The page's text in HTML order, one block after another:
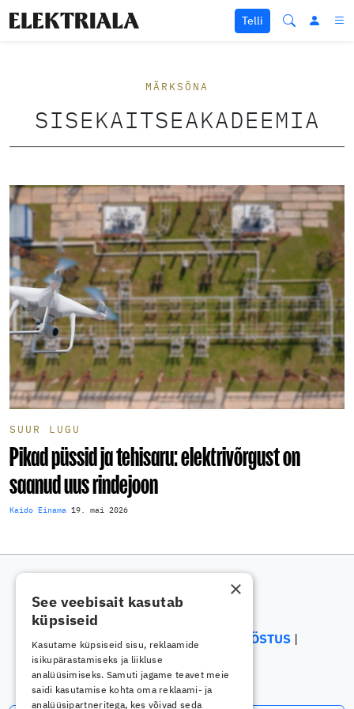
Liigu sisu juurde
Telli
MÄRKSÕNA
SISEKAITSEAKADEEMIA
SUUR LUGU
Pikad püssid ja tehisaru: elektrivõrgust on
saanud uus rindejoon
Kaido Einama 19. mai 2026
ELEKTRIALA
ELEKTROONIKATÖÖSTUS
ENERGEETIKA
×
See veebisait kasutab
küpsiseid
Kasutame küpsiseid sisu, reklaamide
isikupärastamiseks ja liikluse
analüüsimiseks. Samuti jagame teavet meie
saidi kasutamise kohta oma reklaami- ja
analüüsipartneritega, kes võivad seda